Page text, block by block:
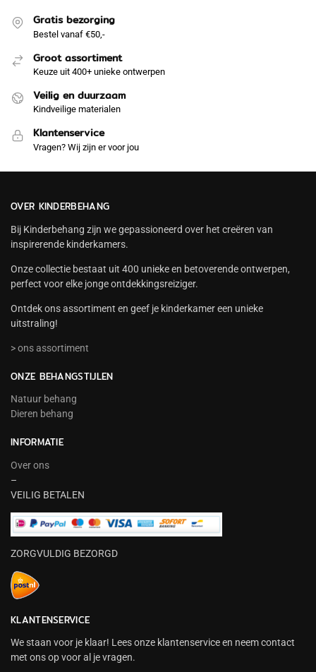
Gratis bezorging
Bestel vanaf €50,-
Groot assortiment
Keuze uit 400+ unieke ontwerpen
Veilig en duurzaam
Kindveilige materialen
Klantenservice
Vragen? Wij zijn er voor jou
OVER KINDERBEHANG
Bij Kinderbehang zijn we gepassioneerd over het creëren van
inspirerende kinderkamers.
Onze collectie bestaat uit 400 unieke en betoverende ontwerpen,
perfect voor elke jonge ontdekkingsreiziger.
Ontdek ons assortiment en geef je kinderkamer een unieke
uitstraling!
> ons assortiment
ONZE BEHANGSTIJLEN
Natuur behang
Dieren behang
INFORMATIE
Over ons
–
VEILIG BETALEN
ZORGVULDIG BEZORGD
KLANTENSERVICE
We staan voor je klaar! Lees onze klantenservice en neem contact
met ons op voor al je vragen.